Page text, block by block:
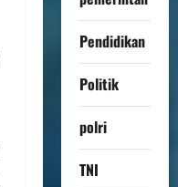
Pendidikan
Politik
polri
TNI